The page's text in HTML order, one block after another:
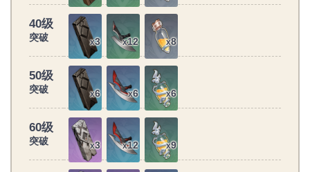
40级
突破 x3 x12 x8
50级
突破 x6 x6 x6
60级
突破 x3 x12 x9